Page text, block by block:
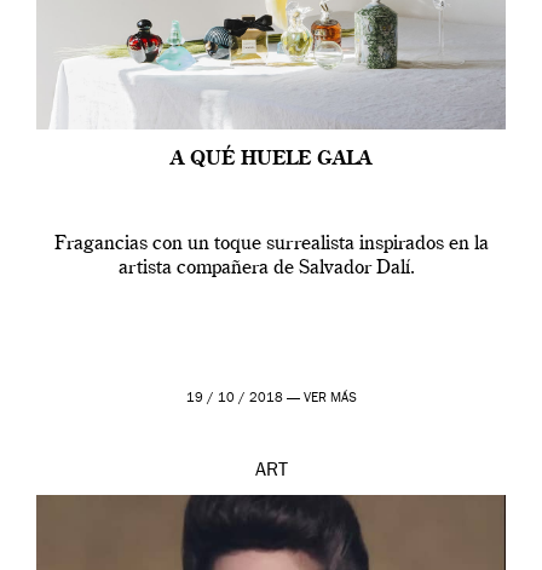
A QUÉ HUELE GALA
Fragancias con un toque surrealista inspirados en la
artista compañera de Salvador Dalí.
19 / 10 / 2018 — VER MÁS
ART